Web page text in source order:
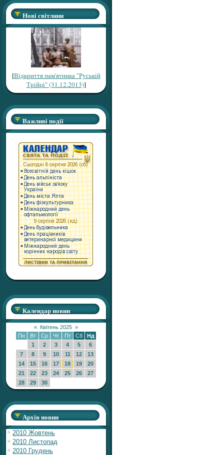
Нові світлини
[Відкриття пам'ятника "Руській
Трійці" (31.12.2013)]
Важливі події
Календар новин
« Квітень 2025 »
Пн
Вт Ср Чт Пт Сб
Нд
1
2 3 4 5
6
7
8 9 10 11 12
13
14
15 16 17 18 19
20
21
22 23 24 25 26
27
28
29 30
Архів новин
2010 Жовтень
2010 Листопад
2010 Грудень